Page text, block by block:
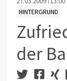
HINTERGRUND
der